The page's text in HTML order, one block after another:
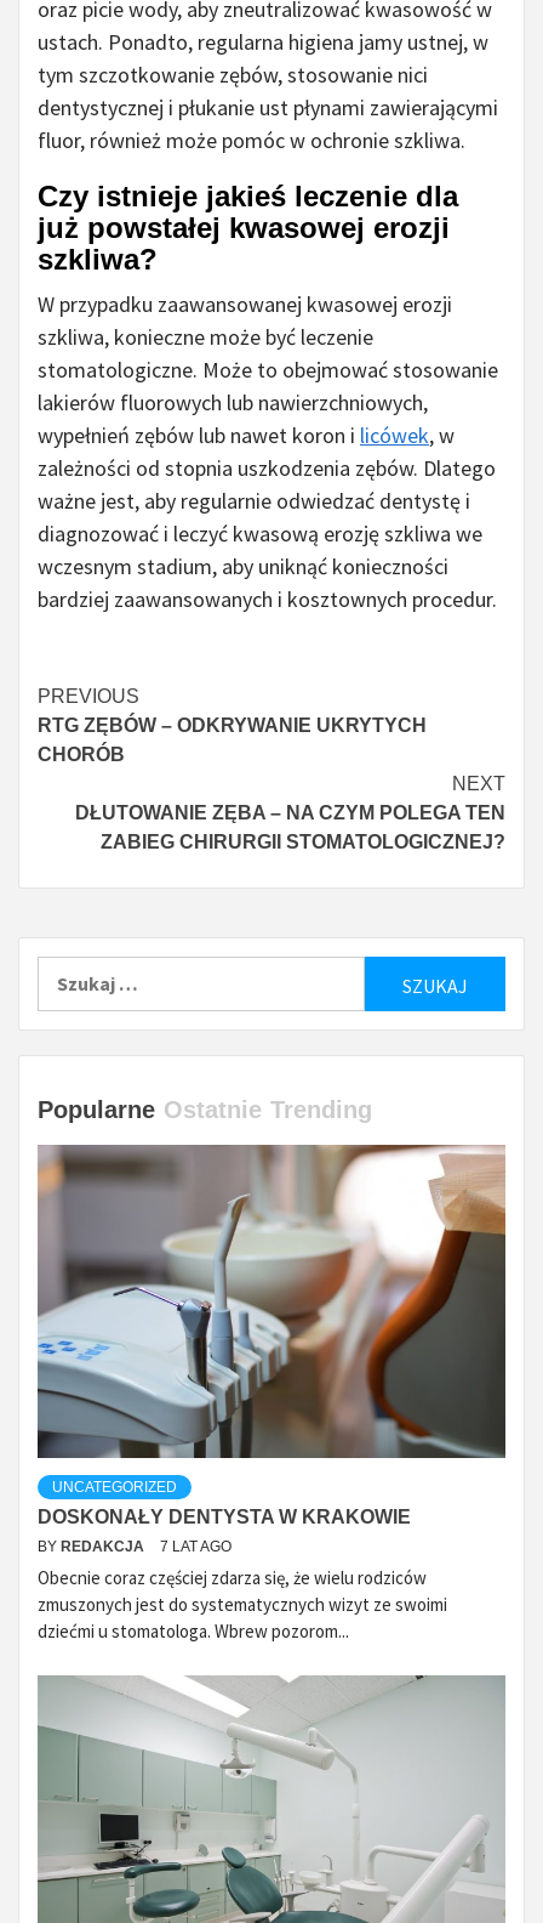
oraz picie wody, aby zneutralizować kwasowość w
ustach. Ponadto, regularna higiena jamy ustnej, w
tym szczotkowanie zębów, stosowanie nici
dentystycznej i płukanie ust płynami zawierającymi
fluor, również może pomóc w ochronie szkliwa.
Czy istnieje jakieś leczenie dla
już powstałej kwasowej erozji
szkliwa?
W przypadku zaawansowanej kwasowej erozji
szkliwa, konieczne może być leczenie
stomatologiczne. Może to obejmować stosowanie
lakierów fluorowych lub nawierzchniowych,
wypełnień zębów lub nawet koron i licówek, w
zależności od stopnia uszkodzenia zębów. Dlatego
ważne jest, aby regularnie odwiedzać dentystę i
diagnozować i leczyć kwasową erozję szkliwa we
wczesnym stadium, aby uniknąć konieczności
bardziej zaawansowanych i kosztownych procedur.
Czytaj
więcej
PREVIOUS
RTG ZĘBÓW – ODKRYWANIE UKRYTYCH
CHORÓB
NEXT
DŁUTOWANIE ZĘBA – NA CZYM POLEGA TEN
ZABIEG CHIRURGII STOMATOLOGICZNEJ?
Popularne Ostatnie Trending
UNCATEGORIZED
DOSKONAŁY DENTYSTA W KRAKOWIE
BY REDAKCJA 7 LAT AGO
Obecnie coraz częściej zdarza się, że wielu rodziców
zmuszonych jest do systematycznych wizyt ze swoimi
dziećmi u stomatologa. Wbrew pozorom...